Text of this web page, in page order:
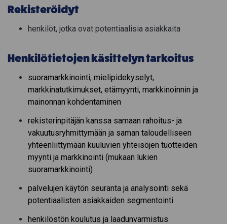
Rekisteröidyt
henkilöt, jotka ovat potentiaalisia asiakkaita
Henkilötietojen käsittelyn tarkoitus
suoramarkkinointi, mielipidekyselyt,
markkinatutkimukset, etämyynti, markkinoinnin ja
mainonnan kohdentaminen
rekisterinpitäjän kanssa samaan rahoitus- ja
vakuutusryhmittymään ja saman taloudelliseen
yhteenliittymään kuuluvien yhteisöjen tuotteiden
myynti ja markkinointi (mukaan lukien
suoramarkkinointi)
palvelujen käytön seuranta ja analysointi sekä
potentiaalisten asiakkaiden segmentointi
henkilöstön koulutus ja laadunvarmistus